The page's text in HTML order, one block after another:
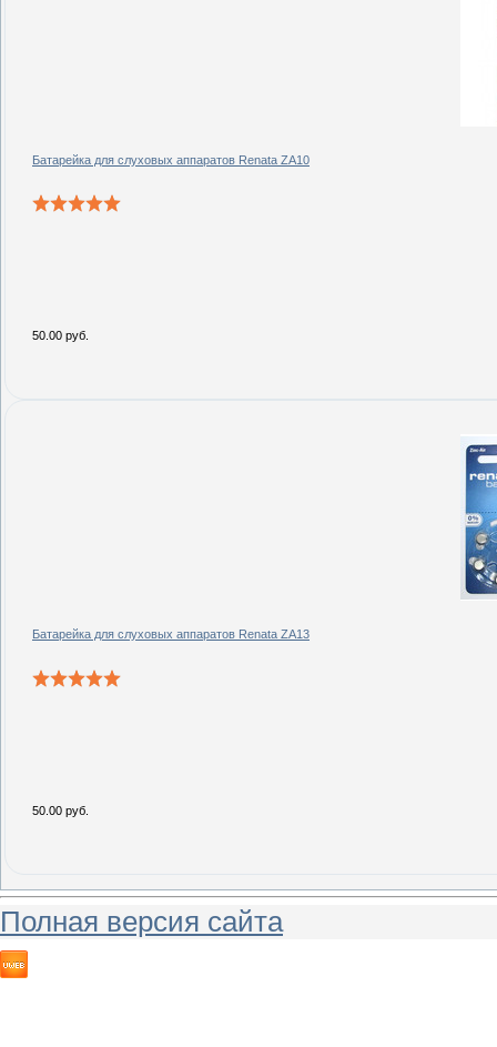
Батарейка для слуховых аппаратов Renata ZA10
50.00 руб.
Батарейка для слуховых аппаратов Renata ZA13
50.00 руб.
Полная версия сайта